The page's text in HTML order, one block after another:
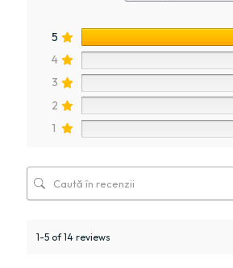
5
4
3
2
1
1-5 of 14 reviews